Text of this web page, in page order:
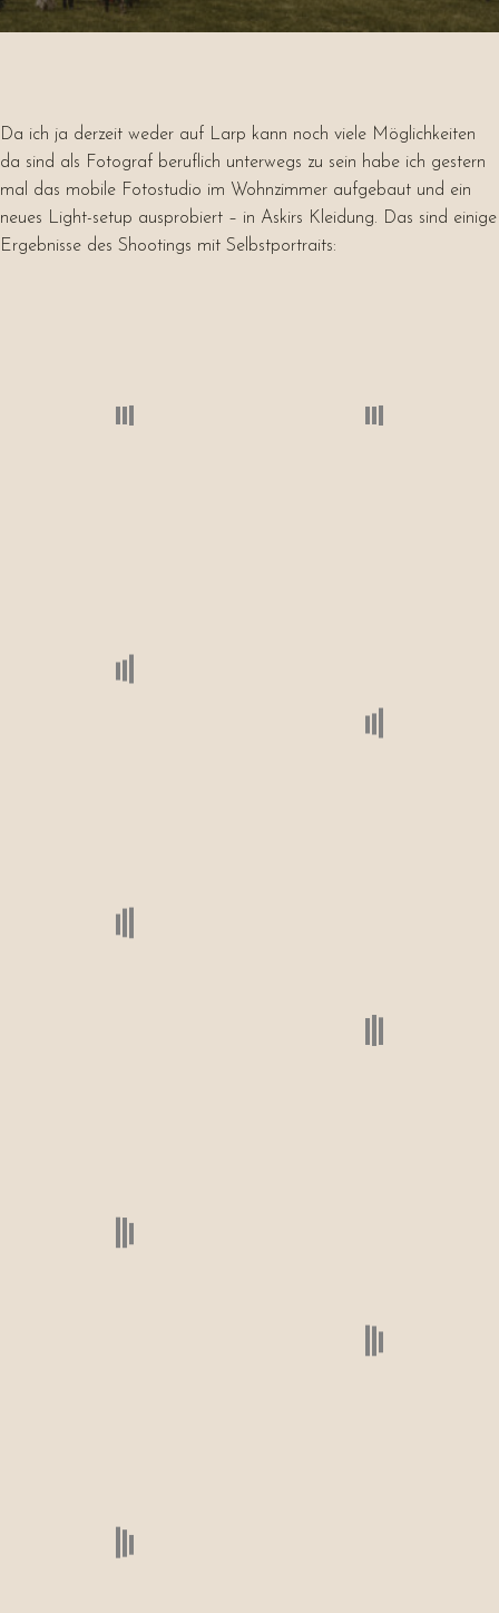
Da ich ja derzeit weder auf Larp kann noch viele Möglichkeiten
da sind als Fotograf beruflich unterwegs zu sein habe ich gestern
mal das mobile Fotostudio im Wohnzimmer aufgebaut und ein
neues Light-setup ausprobiert – in Askirs Kleidung. Das sind einige
Ergebnisse des Shootings mit Selbstportraits: